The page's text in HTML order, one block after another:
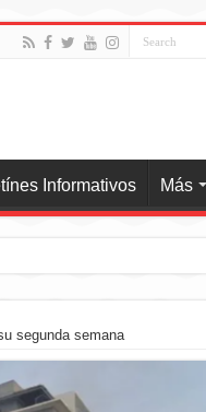
Informativos Más
segunda semana